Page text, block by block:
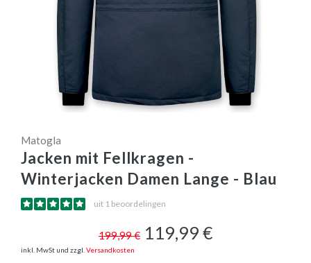
Matogla
Jacken mit Fellkragen -
Winterjacken Damen Lange - Blau
uit 1 beoordelingen
199,99 € 119,99 €
inkl. MwSt und zzgl. Versandkosten